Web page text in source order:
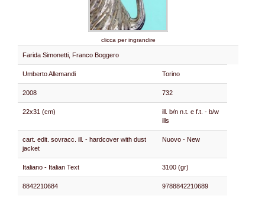
clicca per ingrandire
Farida Simonetti, Franco Boggero
Umberto Allemandi Torino
2008 732
22x31 (cm)
ill. b/n n.t. e f.t. - b/w
ills
cart. edit. sovracc. ill. - hardcover with dust
jacket
Nuovo - New
Italiano - Italian Text 3100 (gr)
8842210684 9788842210689